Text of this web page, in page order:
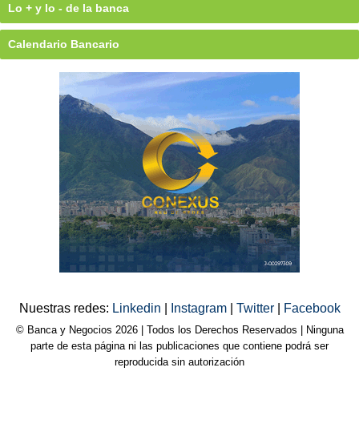
Lo + y lo - de la banca
Calendario Bancario
Nuestras redes: Linkedin Instagram Twitter Facebook
© Banca y Negocios 2026 | Todos los Derechos Reservados | Ninguna
parte de esta página ni las publicaciones que contiene podrá ser
reproducida sin autorización